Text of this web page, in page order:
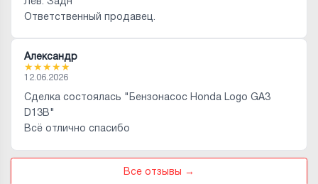
Ответственный продавец.
Александр
★★★★★
12.06.2026
Сделка состоялась "Бензонасос Honda Logo GA3
D13B"
Всё отлично спасибо
Все отзывы →